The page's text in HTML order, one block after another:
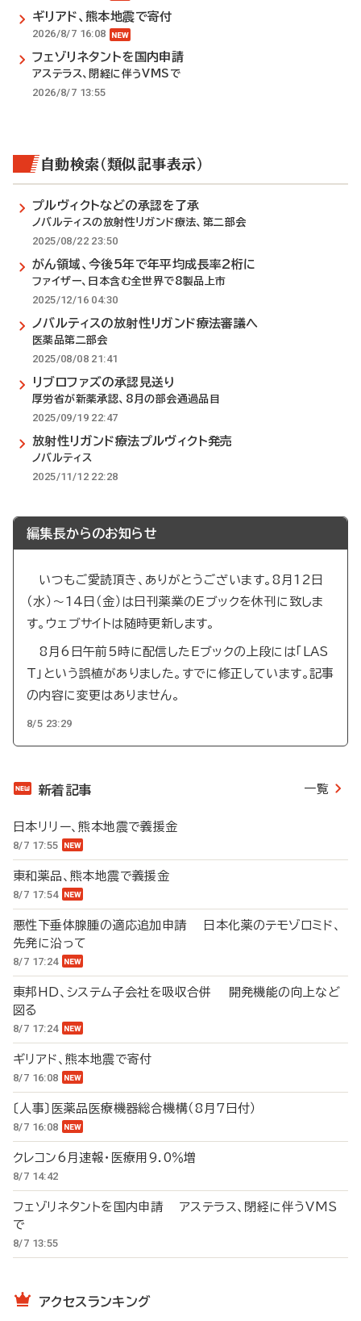
ギリアド、熊本地震で寄付
2026/8/7 16:08
フェゾリネタントを国内申請
アステラス、閉経に伴うVMSで
2026/8/7 13:55
自動検索（類似記事表示）
プルヴィクトなどの承認を了承
ノバルティスの放射性リガンド療法、第二部会
2025/08/22 23:50
がん領域、今後5年で年平均成長率2桁に
ファイザー、日本含む全世界で8製品上市
2025/12/16 04:30
ノバルティスの放射性リガンド療法審議へ
医薬品第二部会
2025/08/08 21:41
リブロファズの承認見送り
厚労省が新薬承認、8月の部会通過品目
2025/09/19 22:47
放射性リガンド療法プルヴィクト発売
ノバルティス
2025/11/12 22:28
編集長からのお知らせ
いつもご愛読頂き、ありがとうございます。8月12日
（水）～14日（金）は日刊薬業のEブックを休刊に致しま
す。ウェブサイトは随時更新します。
8月6日午前5時に配信したEブックの上段には「LAS
T」という誤植がありました。すでに修正しています。記事
の内容に変更はありません。
8/5 23:29
新着記事 一覧
日本リリー、熊本地震で義援金
8/7 17:55
東和薬品、熊本地震で義援金
8/7 17:54
悪性下垂体腺腫の適応追加申請 日本化薬のテモゾロミド、
先発に沿って
8/7 17:24
東邦HD、システム子会社を吸収合併 開発機能の向上など
図る
8/7 17:24
ギリアド、熊本地震で寄付
8/7 16:08
〔人事〕医薬品医療機器総合機構（8月7日付）
8/7 16:08
クレコン6月速報・医療用9.0％増
8/7 14:42
フェゾリネタントを国内申請 アステラス、閉経に伴うVMS
で
8/7 13:55
アクセスランキング